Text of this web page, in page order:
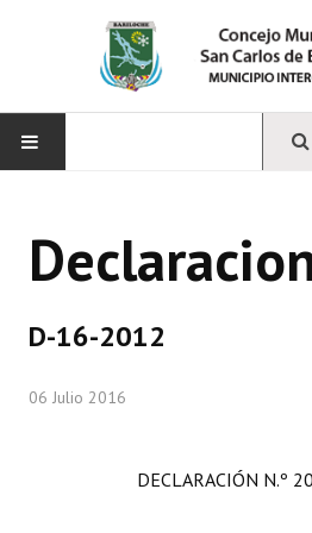
CONCEJO
D-16-2012
06 Julio 2016
DECLARACIÓN N.º